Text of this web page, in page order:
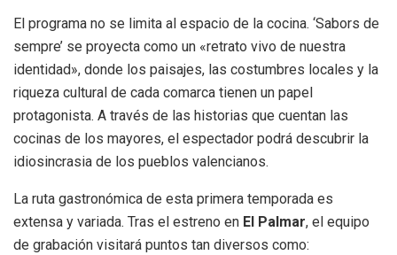
El programa no se limita al espacio de la cocina. ‘Sabors de
sempre’ se proyecta como un «retrato vivo de nuestra
identidad», donde los paisajes, las costumbres locales y la
riqueza cultural de cada comarca tienen un papel
protagonista. A través de las historias que cuentan las
cocinas de los mayores, el espectador podrá descubrir la
idiosincrasia de los pueblos valencianos.
La ruta gastronómica de esta primera temporada es
extensa y variada. Tras el estreno en El Palmar, el equipo
de grabación visitará puntos tan diversos como: